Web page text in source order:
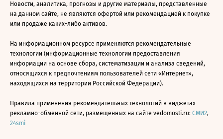
Новости, аналитика, прогнозы и другие материалы, представленные
на данном сайте, не являются офертой или рекомендацией к покупке
или продаже каких-либо активов.
На информационном ресурсе применяются рекомендательные
технологии (информационные технологии предоставления
информации на основе сбора, систематизации и анализа сведений,
относящихся к предпочтениям пользователей сети «Интернет»,
находящихся на территории Российской Федерации).
Правила применения рекомендательных технологий в виджетах
рекламно-обменной сети, размещенных на сайте vedomosti.ru: СМИ2,
24smi